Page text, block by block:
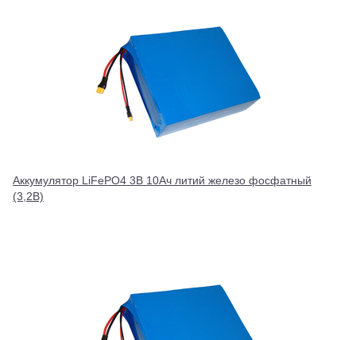
Аккумулятор LiFePO4 3В 10Ач литий железо фосфатный
(3,2В)